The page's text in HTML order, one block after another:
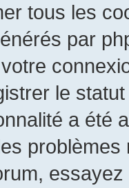
tous les
par
le
a été